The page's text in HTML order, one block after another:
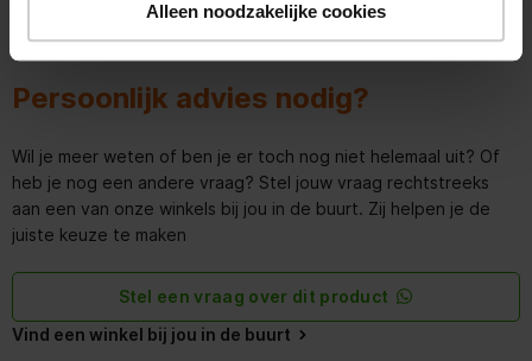
Alleen noodzakelijke cookies
Persoonlijk advies nodig?
Wil je meer weten of ben je er toch nog niet helemaal uit? Of
heb je nog een andere vraag? Stel jouw vraag rechtstreeks
aan een van onze winkels bij jou in de buurt. Zij helpen je de
juiste keuze te maken
Stel een vraag over dit product
Vind een winkel bij jou in de buurt